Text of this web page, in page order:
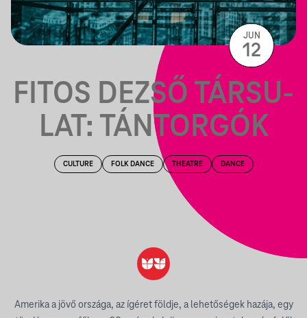
FI­TOS DE­ZSŐ TÁR­SU­
LAT: TÁN­TOR­GÓK
CULTURE FOLK DANCE THEATRE DANCE
Amerika a jövő országa, az ígéret földje, a lehetőségek hazája, egy
JUN
12